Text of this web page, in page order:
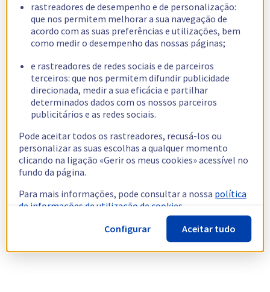
rastreadores de desempenho e de personalização:
que nos permitem melhorar a sua navegação de
acordo com as suas preferências e utilizações, bem
como medir o desempenho das nossas páginas;
e rastreadores de redes sociais e de parceiros
terceiros: que nos permitem difundir publicidade
direcionada, medir a sua eficácia e partilhar
determinados dados com os nossos parceiros
publicitários e as redes sociais.
Pode aceitar todos os rastreadores, recusá-los ou
personalizar as suas escolhas a qualquer momento
clicando na ligação «Gerir os meus cookies» acessível no
fundo da página.
Para mais informações, pode consultar a nossa política
de informações de utilização de cookies.
Configurar
Aceitar tudo